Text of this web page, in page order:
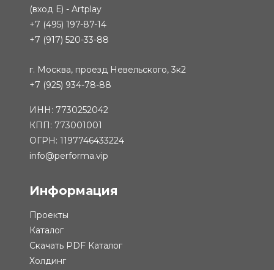
(вход Е) - Artplay
+7 (495) 197-87-14
+7 (917) 520-33-88
г. Москва, проезд Невельского, 3к2
+7 (925) 934-78-88
ИНН: 7730252042
КПП: 773001001
ОГРН: 1197746433224
info@performa.vip
Информация
Проекты
Каталог
Скачать PDF Каталог
Холдинг